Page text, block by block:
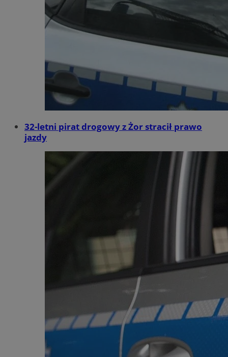
32-letni pirat drogowy z Żor stracił prawo
jazdy